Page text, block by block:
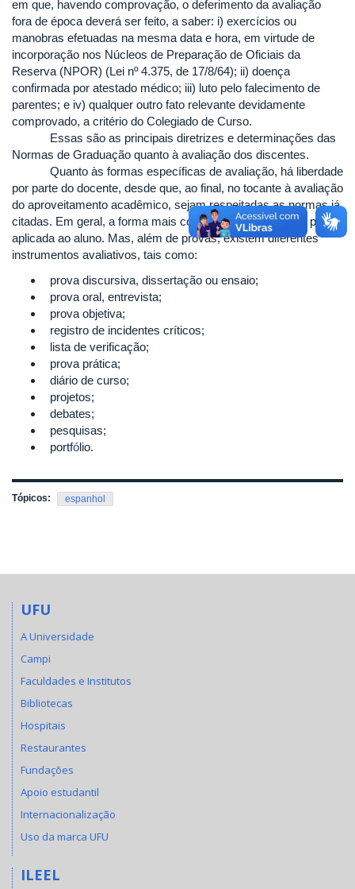
em que, havendo comprovação, o deferimento da avaliação
fora de época deverá ser feito, a saber: i) exercícios ou
manobras efetuadas na mesma data e hora, em virtude de
incorporação nos Núcleos de Preparação de Oficiais da
Reserva (NPOR) (Lei nº 4.375, de 17/8/64); ii) doença
confirmada por atestado médico; iii) luto pelo falecimento de
parentes; e iv) qualquer outro fato relevante devidamente
comprovado, a critério do Colegiado de Curso.
Essas são as principais diretrizes e determinações das
Normas de Graduação quanto à avaliação dos discentes.
Quanto às formas específicas de avaliação, há liberdade
por parte do docente, desde que, ao final, no tocante à avaliação
do aproveitamento acadêmico, sejam respeitadas as normas já
citadas. Em geral, a forma mais comum de avaliação é a prova
aplicada ao aluno. Mas, além de provas, existem diferentes
instrumentos avaliativos, tais como:
prova discursiva, dissertação ou ensaio;
prova oral, entrevista;
prova objetiva;
registro de incidentes críticos;
lista de verificação;
prova prática;
diário de curso;
projetos;
debates;
pesquisas;
portfólio.
Tópicos: espanhol
UFU
A Universidade
Campi
Faculdades e Institutos
Bibliotecas
Hospitais
Restaurantes
Fundações
Apoio estudantil
Internacionalização
Uso da marca UFU
ILEEL